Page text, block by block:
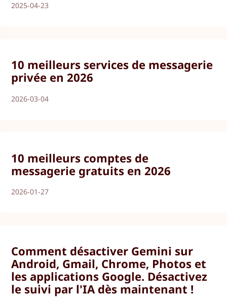
2025-04-23
10 meilleurs services de messagerie
privée en 2026
2026-03-04
10 meilleurs comptes de
messagerie gratuits en 2026
2026-01-27
Comment désactiver Gemini sur
Android, Gmail, Chrome, Photos et
les applications Google. Désactivez
le suivi par l'IA dès maintenant !